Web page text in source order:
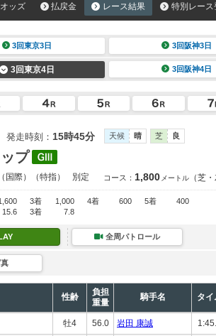
オッズ 払戻金 レース結果 特別レース
3回東京3日 3回阪神3日
3回東京4日 3回阪神4日
発走時刻： 15時45分 天候 晴 芝 良
プ
（国際）（特指） 別定 コース： 1,800 メートル （芝・
3着 1,000 4着 600 5着
400
15.6 3着 7.8
全周パトロール
性齢
負担
重量
騎手名 タイ
牡4 56.0 岩田 康誠